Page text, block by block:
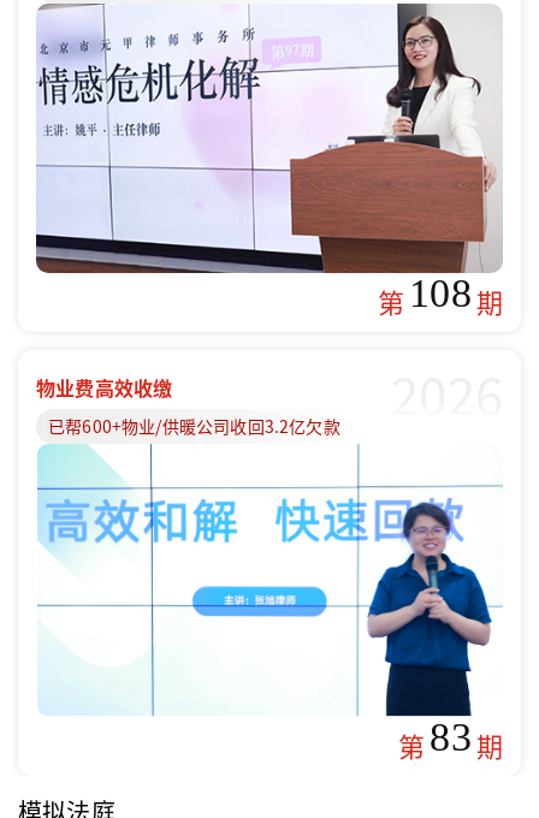
第 108期
物业费高效收缴
已帮600+物业/供暖公司收回3.2亿欠款
第83期
模拟法庭